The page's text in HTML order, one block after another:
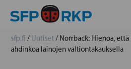
sfp.fi / Uutiset/ Norrback: Hienoa,
ahdinkoa lainojen valtiontakauksella